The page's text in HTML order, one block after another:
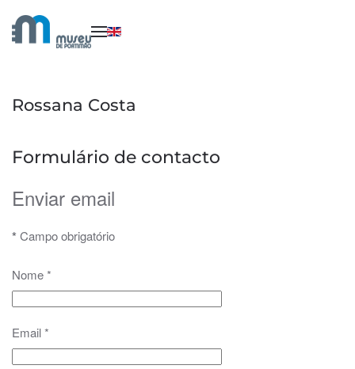
Saltar para o conteúdo principal
Rossana Costa
Formulário de contacto
Enviar email
* Campo obrigatório
Nome*
Email*